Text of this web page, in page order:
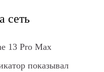
сеть
13 Pro Max
показывал